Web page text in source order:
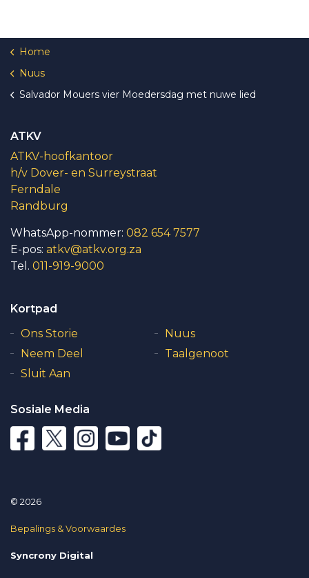
Home
Nuus
Salvador Mouers vier Moedersdag met nuwe lied
ATKV
ATKV-hoofkantoor
h/v Dover- en Surreystraat
Ferndale
Randburg
WhatsApp-nommer: 082 654 7577
E-pos: atkv@atkv.org.za
Tel. 011-919-9000
Kortpad
Ons Storie
Nuus
Neem Deel
Taalgenoot
Sluit Aan
Sosiale Media
© 2026
Bepalings & Voorwaardes
Syncrony Digital